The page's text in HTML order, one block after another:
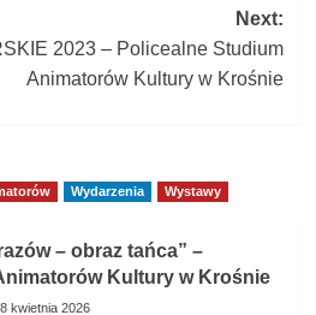
Next:
2023 – Policealne Studium
Animatorów Kultury w Krośnie
Wydarzenia Wystawy
– obraz tańca” –
Kultury w Krośnie
kwietnia 2026